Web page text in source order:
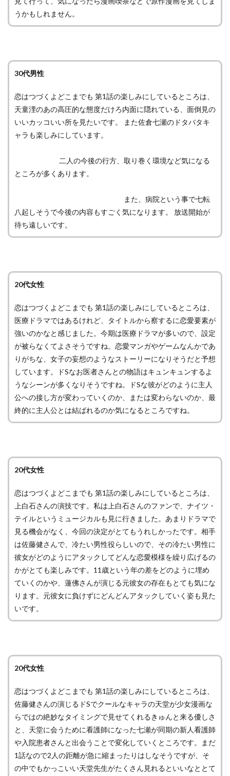
うかもしれません。
30代男性
恋はつづくよどこまでも 第1話の楽しみにしているところは、
天童浬のあの高圧的な態度だけろ内面に隠れている、面倒見の
いいカッコいい所を見たいです。 また佐倉七瀬のドタバタキ
ャラも楽しみにしています。
二人の今後の行方、取り巻く環境など気になる
ところが多くあります。
また、病院という事で七転
八起しそうで今後の内容もすごく気になります。 放送開始が
待ち遠しいです。
20代女性
恋はつづくよどこまでも 第1話の楽しみにしているところは、
医療ドラマではあるけれど、タイトルから察するに恋愛要素が
強いのかなと感じました。今期は医療ドラマが多いので、設定
が被らなくてよさそうですね。恋愛マンガやゲームなんかであ
りがちな、女子の妄想のようなストーリーになりそうだと予想
しています。ドSなお医者さんとの物語はキュンキュンするよ
うなシーンが多くなりそうですね。ドSな彼がどのように主人
公への接し方が変わっていくのか、または変わらないのか、最
終的に主人公とは結ばれるのか気になるところですね。
20代女性
恋はつづくよどこまでも 第1話の楽しみにしているところは、
上白石さんの演技です。私は上白石さんのファンで、ナイツ・
テイルというミュージカルも見に行きました。あまりドラマで
見る機会がなく、今回の決定がとてもうれしかったです。相手
は佐藤健さんで、冷たい男性役らしいので、その冷たい男性に
彼女がどのようにアタックしてどんな恋愛模様を繰り広げるの
かがとても楽しみです。11歳という年の差をどのように埋め
ていくのかや、蓮佛さんが演じる元彼女の存在もとても気にな
ります。元彼女に負けずにどんどんアタックしていく姿も見た
いです。
20代女性
恋はつづくよどこまでも 第1話の楽しみにしているところは、
佐藤健さんの演じるドSでクールなキャラの天堂が少女漫画な
らではの絶妙なタイミングで見せてくれるきゅんと来る優しさ
と、天堂に会うために看護師になった七瀬が同期の新人看護師
や入院患者さんと出会うことで変化していくところです。まだ
1話なので2人の距離が急に縮まったりはしなそうですが、そ
の中でもかっこいい天堂先生がたくさん見れるといいなととて